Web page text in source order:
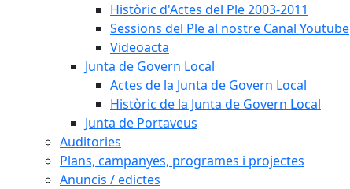
Històric d'Actes del Ple 2003-2011
Sessions del Ple al nostre Canal Youtube
Videoacta
Junta de Govern Local
Actes de la Junta de Govern Local
Històric de la Junta de Govern Local
Junta de Portaveus
Auditories
Plans, campanyes, programes i projectes
Anuncis / edictes